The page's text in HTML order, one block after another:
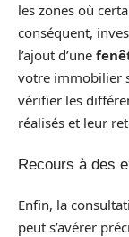
les zones où
conséquent,
l’ajout d’une
votre immobilier
vérifier les
réalisés et leur
Recours à des
Enfin, la
peut s’avérer